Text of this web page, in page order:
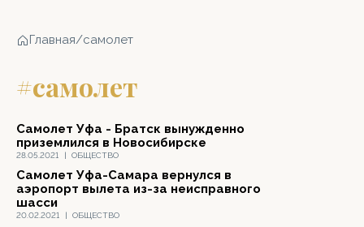
Главная/самолет
#самолет
28.05.2021 | ОБЩЕСТВО
Самолет Уфа - Братск вынужденно
приземлился в Новосибирске
20.02.2021 | ОБЩЕСТВО
Самолет Уфа-Самара вернулся в
аэропорт вылета из-за неисправного
шасси